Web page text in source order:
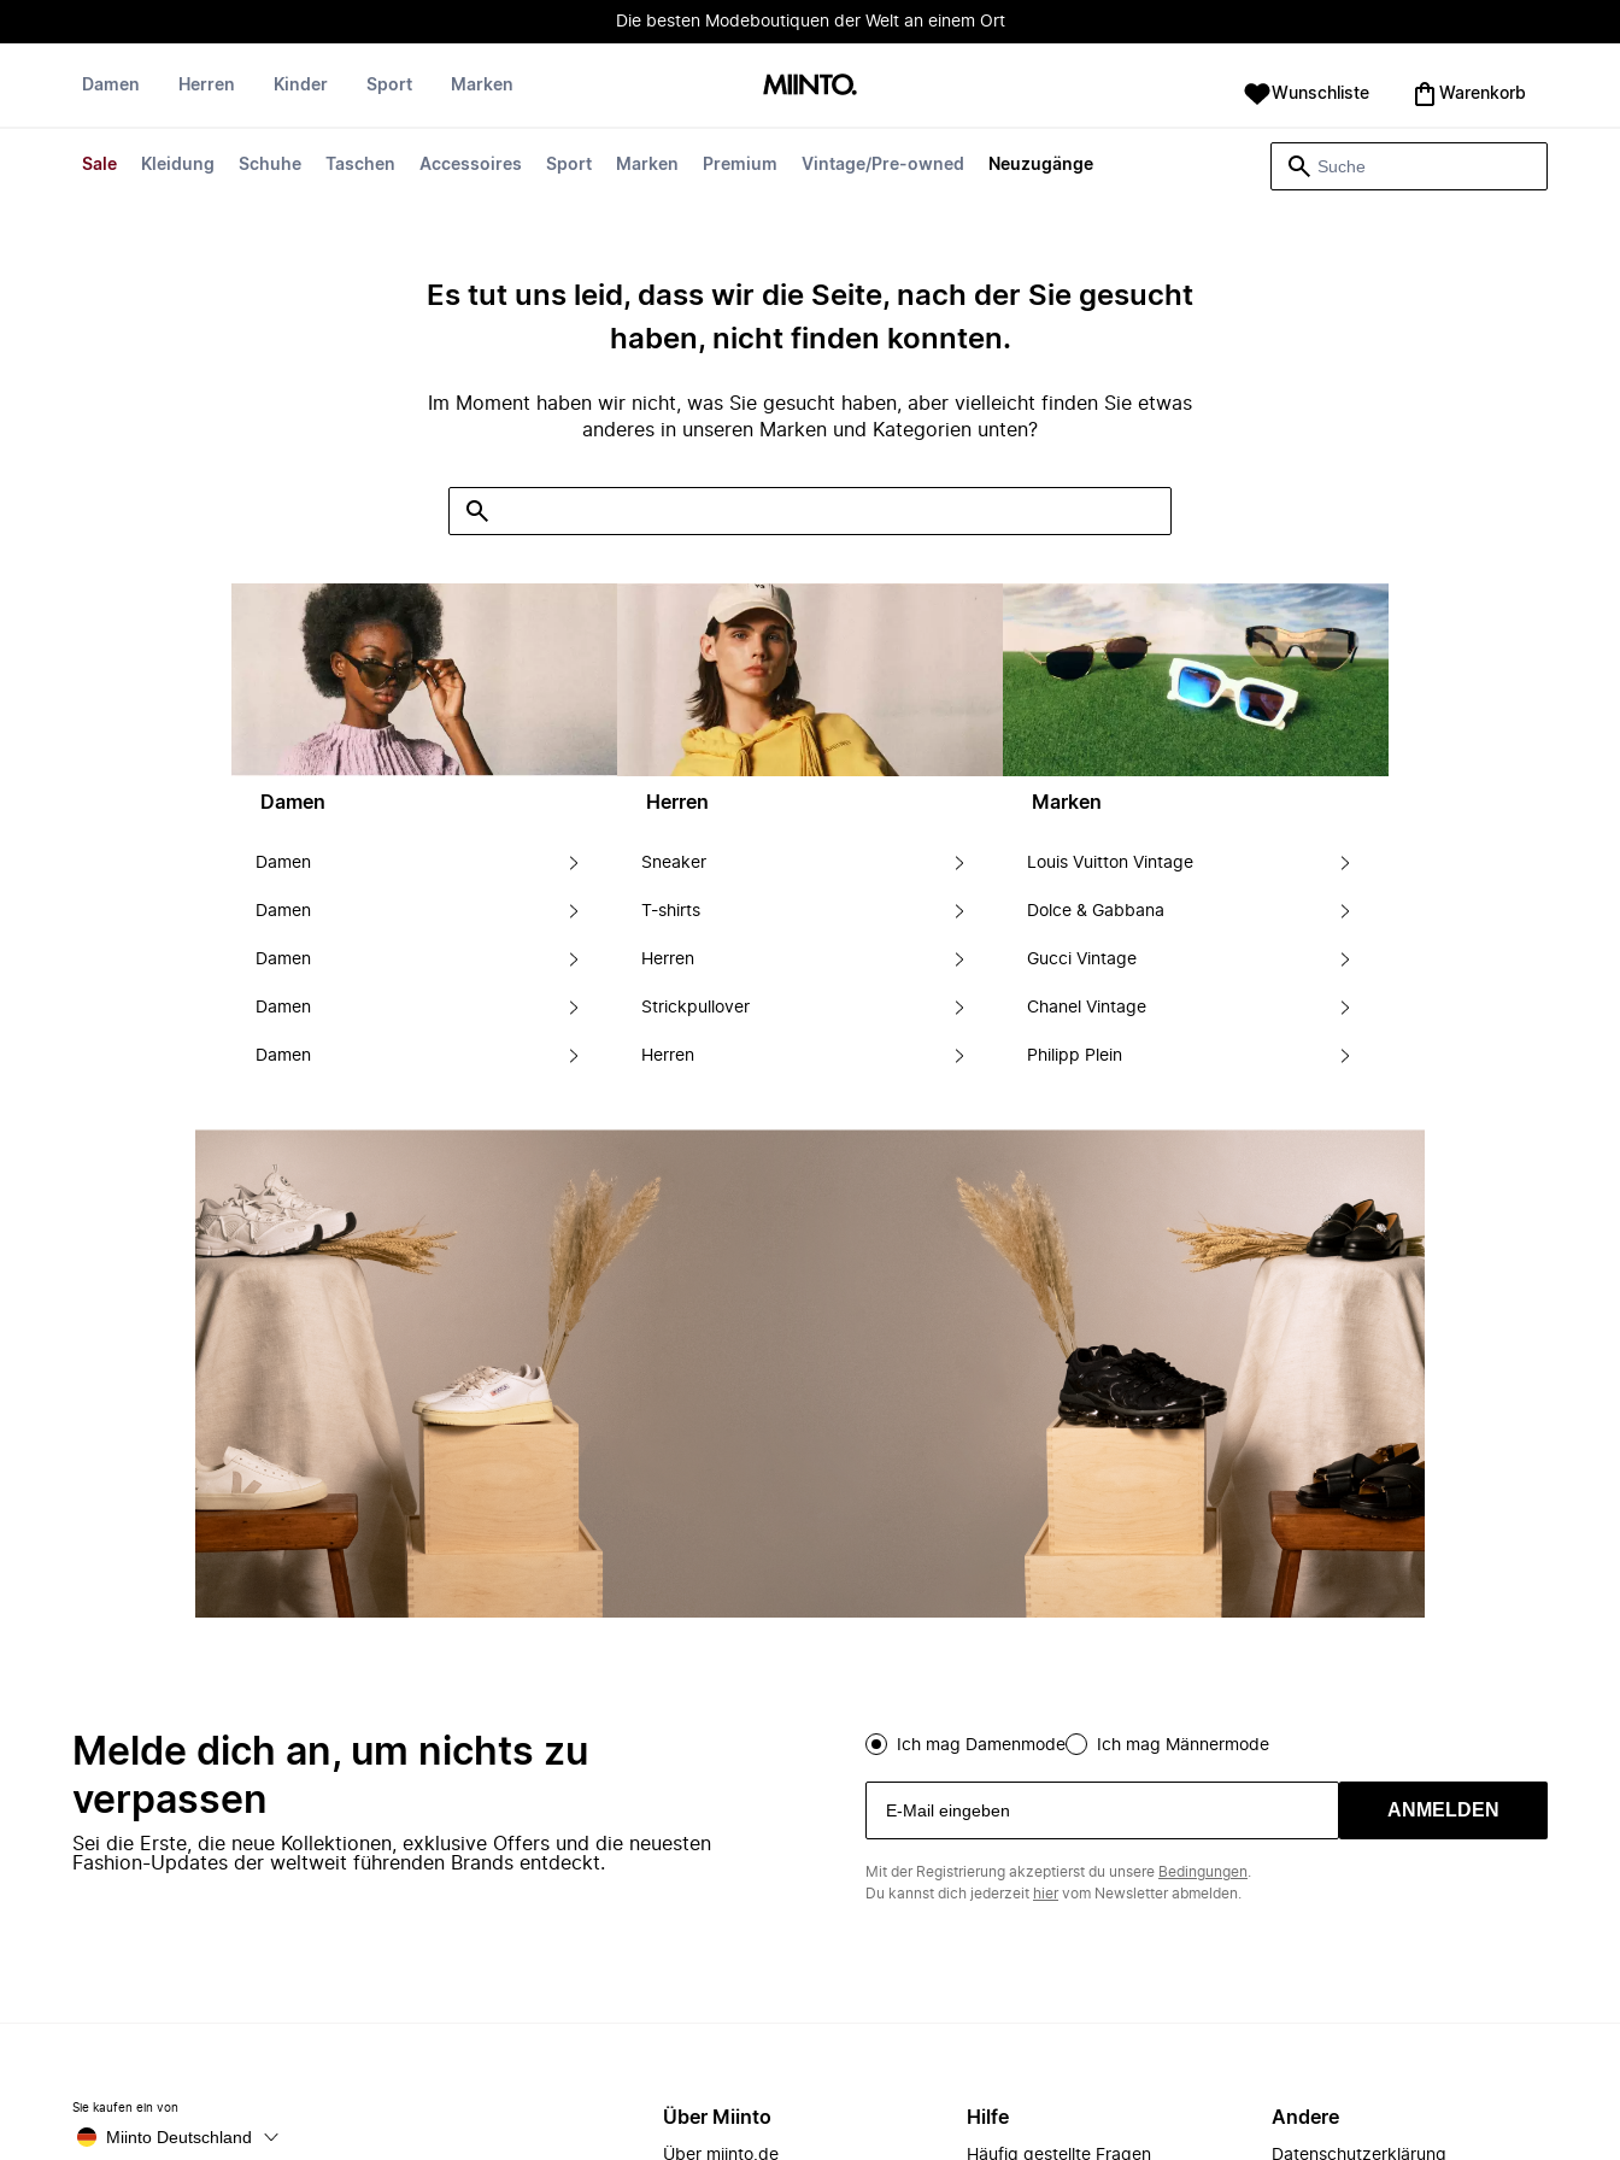
Die besten Modeboutiquen der Welt an einem Ort
Damen
Sale Kleidung Schuhe Taschen Accessoires Sport Marken Premium Vintage/Pre-owned Neuzugänge
Herren Kinder Sport Marken Wunschliste Warenkorb
Es tut uns leid, dass wir die Seite, nach der Sie gesucht
haben, nicht finden konnten.
Im Moment haben wir nicht, was Sie gesucht haben, aber vielleicht finden Sie etwas
anderes in unseren Marken und Kategorien unten?
Damen
Damen
Damen
Damen
Damen
Damen
Herren
Sneaker
T-shirts
Herren
Strickpullover
Herren
Marken
Louis Vuitton Vintage
Dolce & Gabbana
Gucci Vintage
Chanel Vintage
Philipp Plein
Melde dich an, um nichts zu
verpassen
Sei die Erste, die neue Kollektionen, exklusive Offers und die neuesten
Fashion-Updates der weltweit führenden Brands entdeckt.
Ich mag Damenmode Ich mag Männermode
ANMELDEN
Mit der Registrierung akzeptierst du unsere Bedingungen
Du kannst dich jederzeit hiervom Newsletter abmelden.
Sie kaufen ein von
Miinto Deutschland
Über Miinto
Über miinto.de
Hilfe
Häufig gestellte Fragen
Andere
Datenschutzerklärung